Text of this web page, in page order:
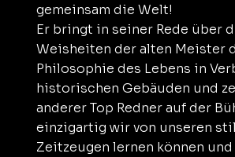
gemeinsam die Welt!
Er bringt in seiner Rede über
Weisheiten der alten Meister
Philosophie des Lebens in
historischen Gebäuden und
anderer Top Redner auf der
einzigartig wir von unseren
Zeitzeugen lernen können